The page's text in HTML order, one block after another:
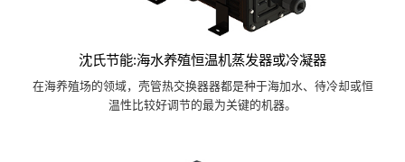
沈氏节能:海水养殖恒温机蒸发器或冷凝器
在海养殖场的领域，壳管热交换器器都是种于海加水、待冷却或恒
温性比较好调节的最为关键的机器。